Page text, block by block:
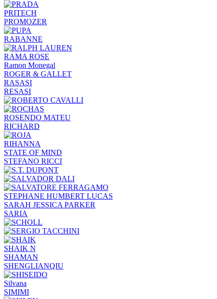
PRITECH
PROMOZER
RABANNE
RAMA ROSE
Ramon Monegal
ROGER & GALLET
RASASI
RESASI
ROSENDO MATEU
RICHARD
RIHANNA
STATE OF MIND
STEFANO RICCI
STEPHANE HUMBERT LUCAS
SARAH JESSICA PARKER
SARIA
SHAIK N
SHAMAN
SHENGLIANQIU
Silvana
SIMIMI